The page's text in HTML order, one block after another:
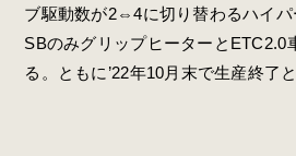
ブ駆動数が2⇔4に切り替わるハイパ
SBのみグリップヒーターとETC2.0
る。ともに’22年10月末で生産終了と